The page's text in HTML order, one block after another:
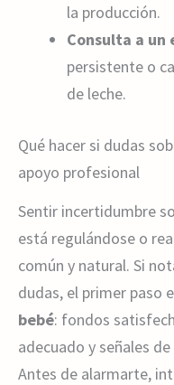
la producción.
Consulta a un
persistente o
de leche.
Qué hacer si dudas
apoyo profesional
Sentir incertidumbre
está regulándose o
común y natural. Si
dudas, el primer paso
bebé: fondos
adecuado y señales
Antes de alarmarte,